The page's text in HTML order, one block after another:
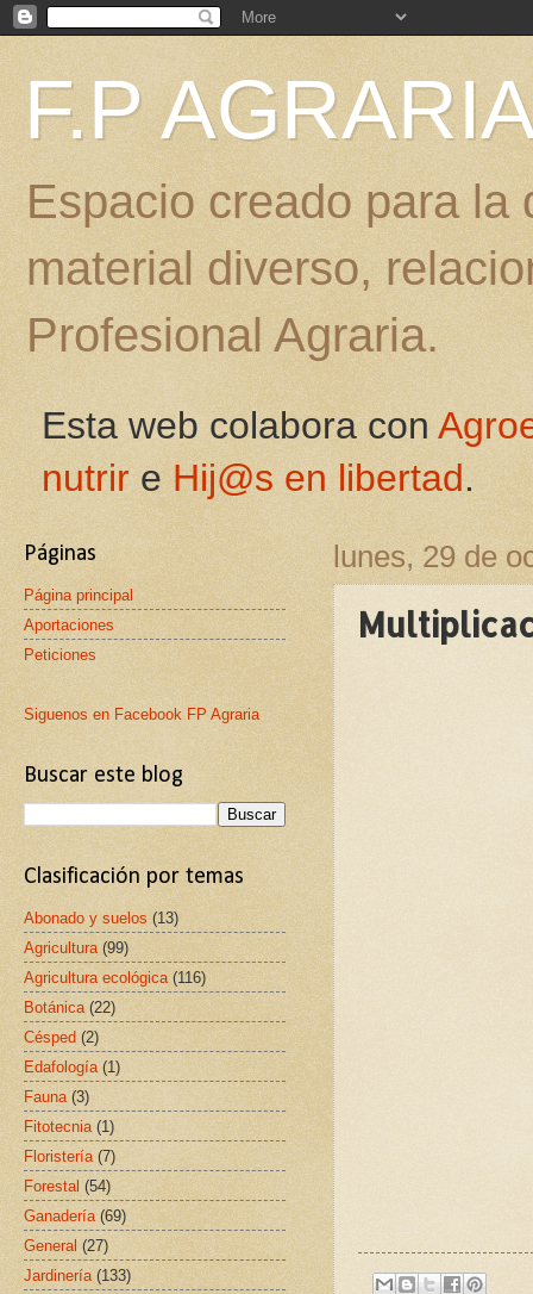
F.P
Espacio creado para
material diverso,
Profesional Agraria.
Esta web colabora con
nutrir e Hij@s en libertad.
lunes, 29 de
Páginas
Página principal
Aportaciones
Peticiones
Siguenos en Facebook FP Agraria
Buscar este blog
Clasificación por temas
Abonado y suelos (13)
Agricultura (99)
Agricultura ecológica (116)
Botánica (22)
Césped (2)
Edafología (1)
Fauna (3)
Fitotecnia (1)
Floristería (7)
Forestal (54)
Ganadería (69)
General (27)
Jardinería (133)